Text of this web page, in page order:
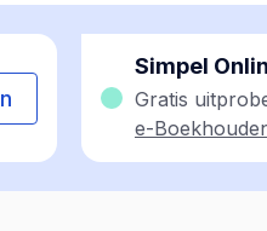
Simpel
Gratis
e-